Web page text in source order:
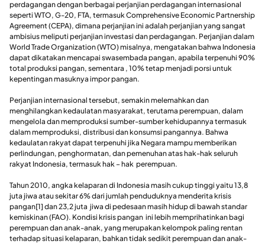
perdagangan dengan berbagai perjanjian perdagangan internasional
seperti WTO, G-20, FTA, termasuk Comprehensive Economic Partnership
Agreement (CEPA), dimana perjanjian ini adalah perjanjian yang sangat
ambisius meliputi perjanjian investasi dan perdagangan. Perjanjian dalam
World Trade Organization (WTO) misalnya, mengatakan bahwa Indonesia
dapat dikatakan mencapai swasembada pangan, apabila terpenuhi 90%
total produksi pangan, sementara , 10% tetap menjadi porsi untuk
kepentingan masuknya impor pangan.
Perjanjian internasional tersebut, semakin melemahkan dan
menghilangkan kedaulatan masyarakat, terutama perempuan, dalam
mengelola dan memproduksi sumber-sumber kehidupannya termasuk
dalam memproduksi, distribusi dan konsumsi pangannya. Bahwa
kedaulatan rakyat dapat terpenuhi jika Negara mampu memberikan
perlindungan, penghormatan, dan pemenuhan atas hak-hak seluruh
rakyat Indonesia, termasuk hak – hak perempuan.
Tahun 2010, angka kelaparan di Indonesia masih cukup tinggi yaitu 13,8
juta jiwa atau sekitar 6% dari jumlah penduduknya menderita krisis
pangan[1] dan 23,2 juta jiwa di pedesaan masih hidup di bawah standar
kemiskinan (FAO). Kondisi krisis pangan ini lebih memprihatinkan bagi
perempuan dan anak-anak, yang merupakan kelompok paling rentan
terhadap situasi kelaparan, bahkan tidak sedikit perempuan dan anak-